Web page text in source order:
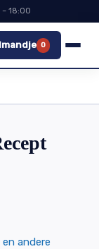
18:00
0
andere